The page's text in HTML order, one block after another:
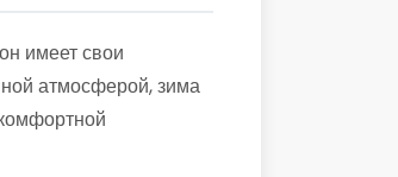
имеет свои
атмосферой, зима